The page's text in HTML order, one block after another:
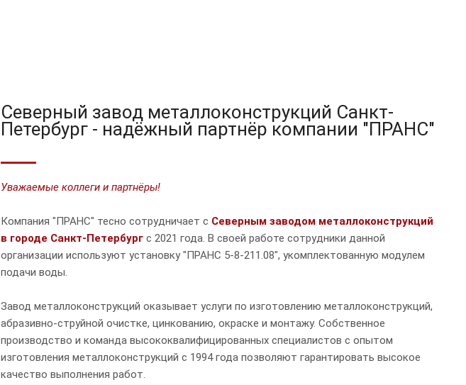
Северный завод металлоконструкций Санкт-
Петербург - надёжный партнёр компании "ПРАНС"
Уважаемые коллеги и партнёры!
Компания "ПРАНС" тесно сотрудничает с Северным заводом металлоконструкций
в городе Санкт-Петербург с 2021 года. В своей работе сотрудники данной
организации используют установку "ПРАНС 5-8-211.08", укомплектованную модулем
подачи воды.
Завод металлоконструкций оказывает услуги по изготовлению металлоконструкций,
абразивно-струйной очистке, цинкованию, окраске и монтажу. Собственное
производство и команда высококвалифицированных специалистов с опытом
изготовления металлоконструкций с 1994 года позволяют гарантировать высокое
качество выполнения работ.